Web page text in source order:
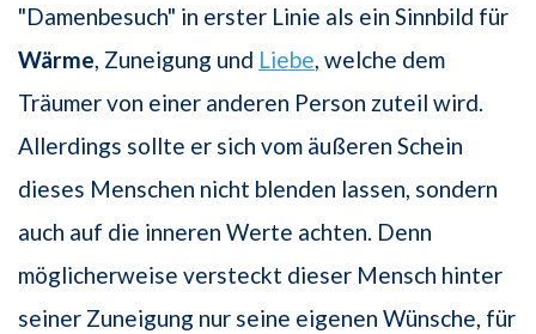
"Damenbesuch" in erster Linie als ein Sinnbild für
Wärme, Zuneigung und Liebe, welche dem
Träumer von einer anderen Person zuteil wird.
Allerdings sollte er sich vom äußeren Schein
dieses Menschen nicht blenden lassen, sondern
auch auf die inneren Werte achten. Denn
möglicherweise versteckt dieser Mensch hinter
seiner Zuneigung nur seine eigenen Wünsche, für